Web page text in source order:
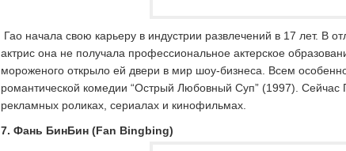
Гао начала свою карьеру в индустрии развлечений в 17 лет. В
актрис она не получала профессиональное актерское
мороженого открыло ей двери в мир шоу-бизнеса. Всем
романтической комедии “Острый Любовный Суп” (1997). Сейчас
рекламных роликах, сериалах и кинофильмах.
7. Фань БинБин (Fan Bingbing)